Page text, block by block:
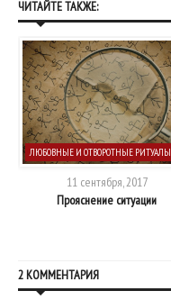
ЧИТАЙТЕ ТАКЖЕ:
ЛЮБОВНЫЕ И ОТВОРОТНЫЕ РИТУАЛЫ
11 сентября, 2017
Прояснение ситуации
2 КОММЕНТАРИЯ